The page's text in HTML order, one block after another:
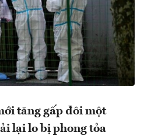
tăng gấp đôi một
lại lo bị phong tỏa